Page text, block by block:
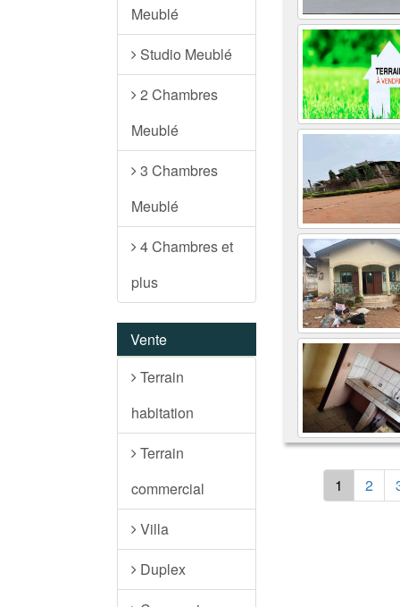
Meublé
Studio Meublé
2 Chambres
Meublé
3 Chambres
Meublé
4 Chambres et
plus
Vente
Terrain
habitation
Terrain
commercial
Villa
Duplex
1 2